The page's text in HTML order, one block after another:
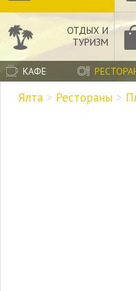
ОТДЫХ И
ТУРИЗМ
КАФЕ
Ялта > Рестораны >